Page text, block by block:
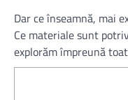
Dar ce înseamnă, mai
Ce materiale sunt
explorăm împreună